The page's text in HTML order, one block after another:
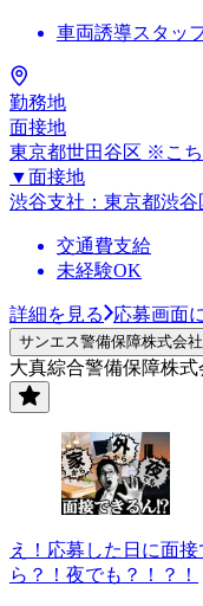
車両誘導スタッ
勤務地
面接地
東京都世田谷区 ※こち
▼面接地
渋谷支社：東京都渋谷
交通費支給
未経験OK
詳細を見る 応募画面
サンエス警備保障株式会
大真綜合警備保障株
え！応募した日に面
ら？！夜でも？！？！